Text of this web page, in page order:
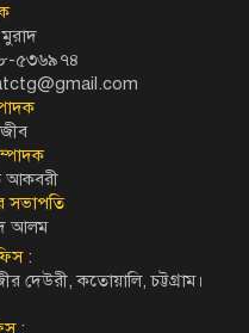
৫৩৬৯৭৪
আকবরী
সভাপতি
আলম
:
দেউরী, কতোয়ালি, চট্টগ্রাম।
: